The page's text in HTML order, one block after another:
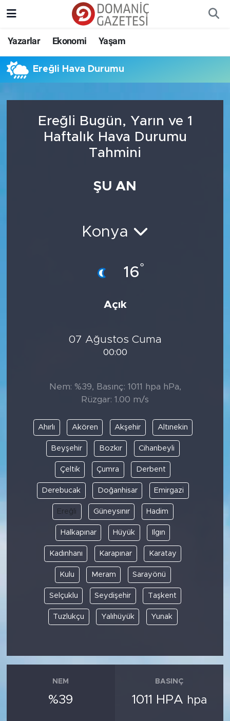
Yazarlar Ekonomi Yaşam
Ereğli Hava Durumu
Ereğli Bugün, Yarın ve 1
Haftalık Hava Durumu
Tahmini
ŞU AN
Konya
16°
Açık
07 Ağustos Cuma
00:00
Nem: %39, Basınç: 1011 hpa hPa,
Rüzgar: 1.00 m/s
Ahırlı Akören Akşehir Altınekin
Beyşehir Bozkır Cihanbeyli
Çeltik Çumra Derbent
Derebucak Doğanhisar Emirgazi
Ereğli Güneysınır Hadim
Halkapınar Hüyük Ilgın
Kadınhanı Karapınar Karatay
Kulu Meram Sarayönü
Selçuklu Seydişehir Taşkent
Tuzlukçu Yalıhüyük Yunak
NEM
%39
BASINÇ
1011 HPA hpa